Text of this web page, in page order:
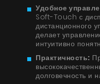
Удобное
Soft-Touch с
дистанционного
делает
интуитивно
Практичность:
долговечность и